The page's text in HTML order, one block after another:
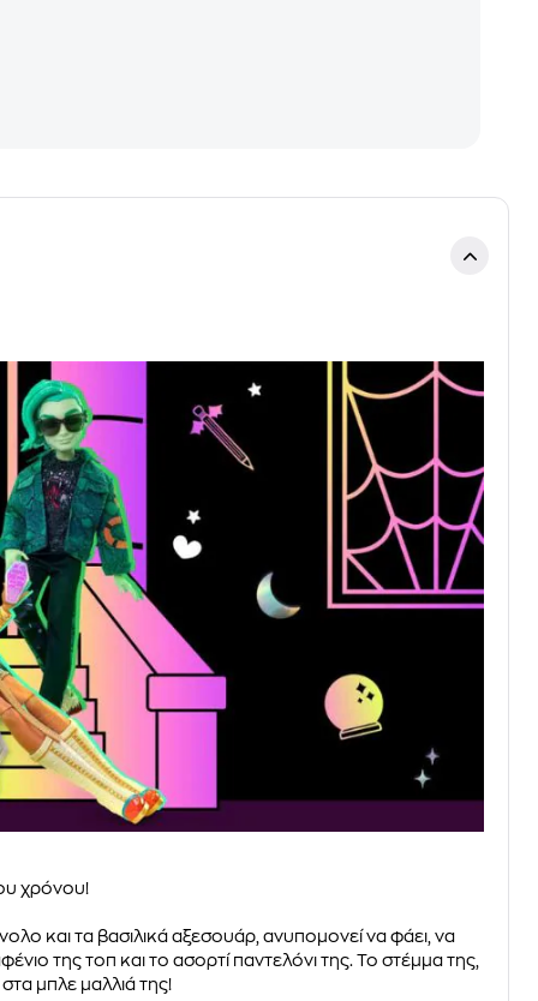
χρόνου!
και τα βασιλικά αξεσουάρ, ανυπομονεί να φάει, να
της τοπ και το ασορτί παντελόνι της. To στέμμα της,
μπλε μαλλιά της!